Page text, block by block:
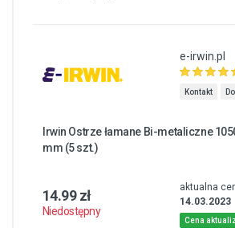
e-irwin.pl
Kontakt
Irwin Ostrze łamane Bi-metaliczne
mm (5 szt.)
14.99 zł
Niedostępny
aktualna
14.03.2023
Cena